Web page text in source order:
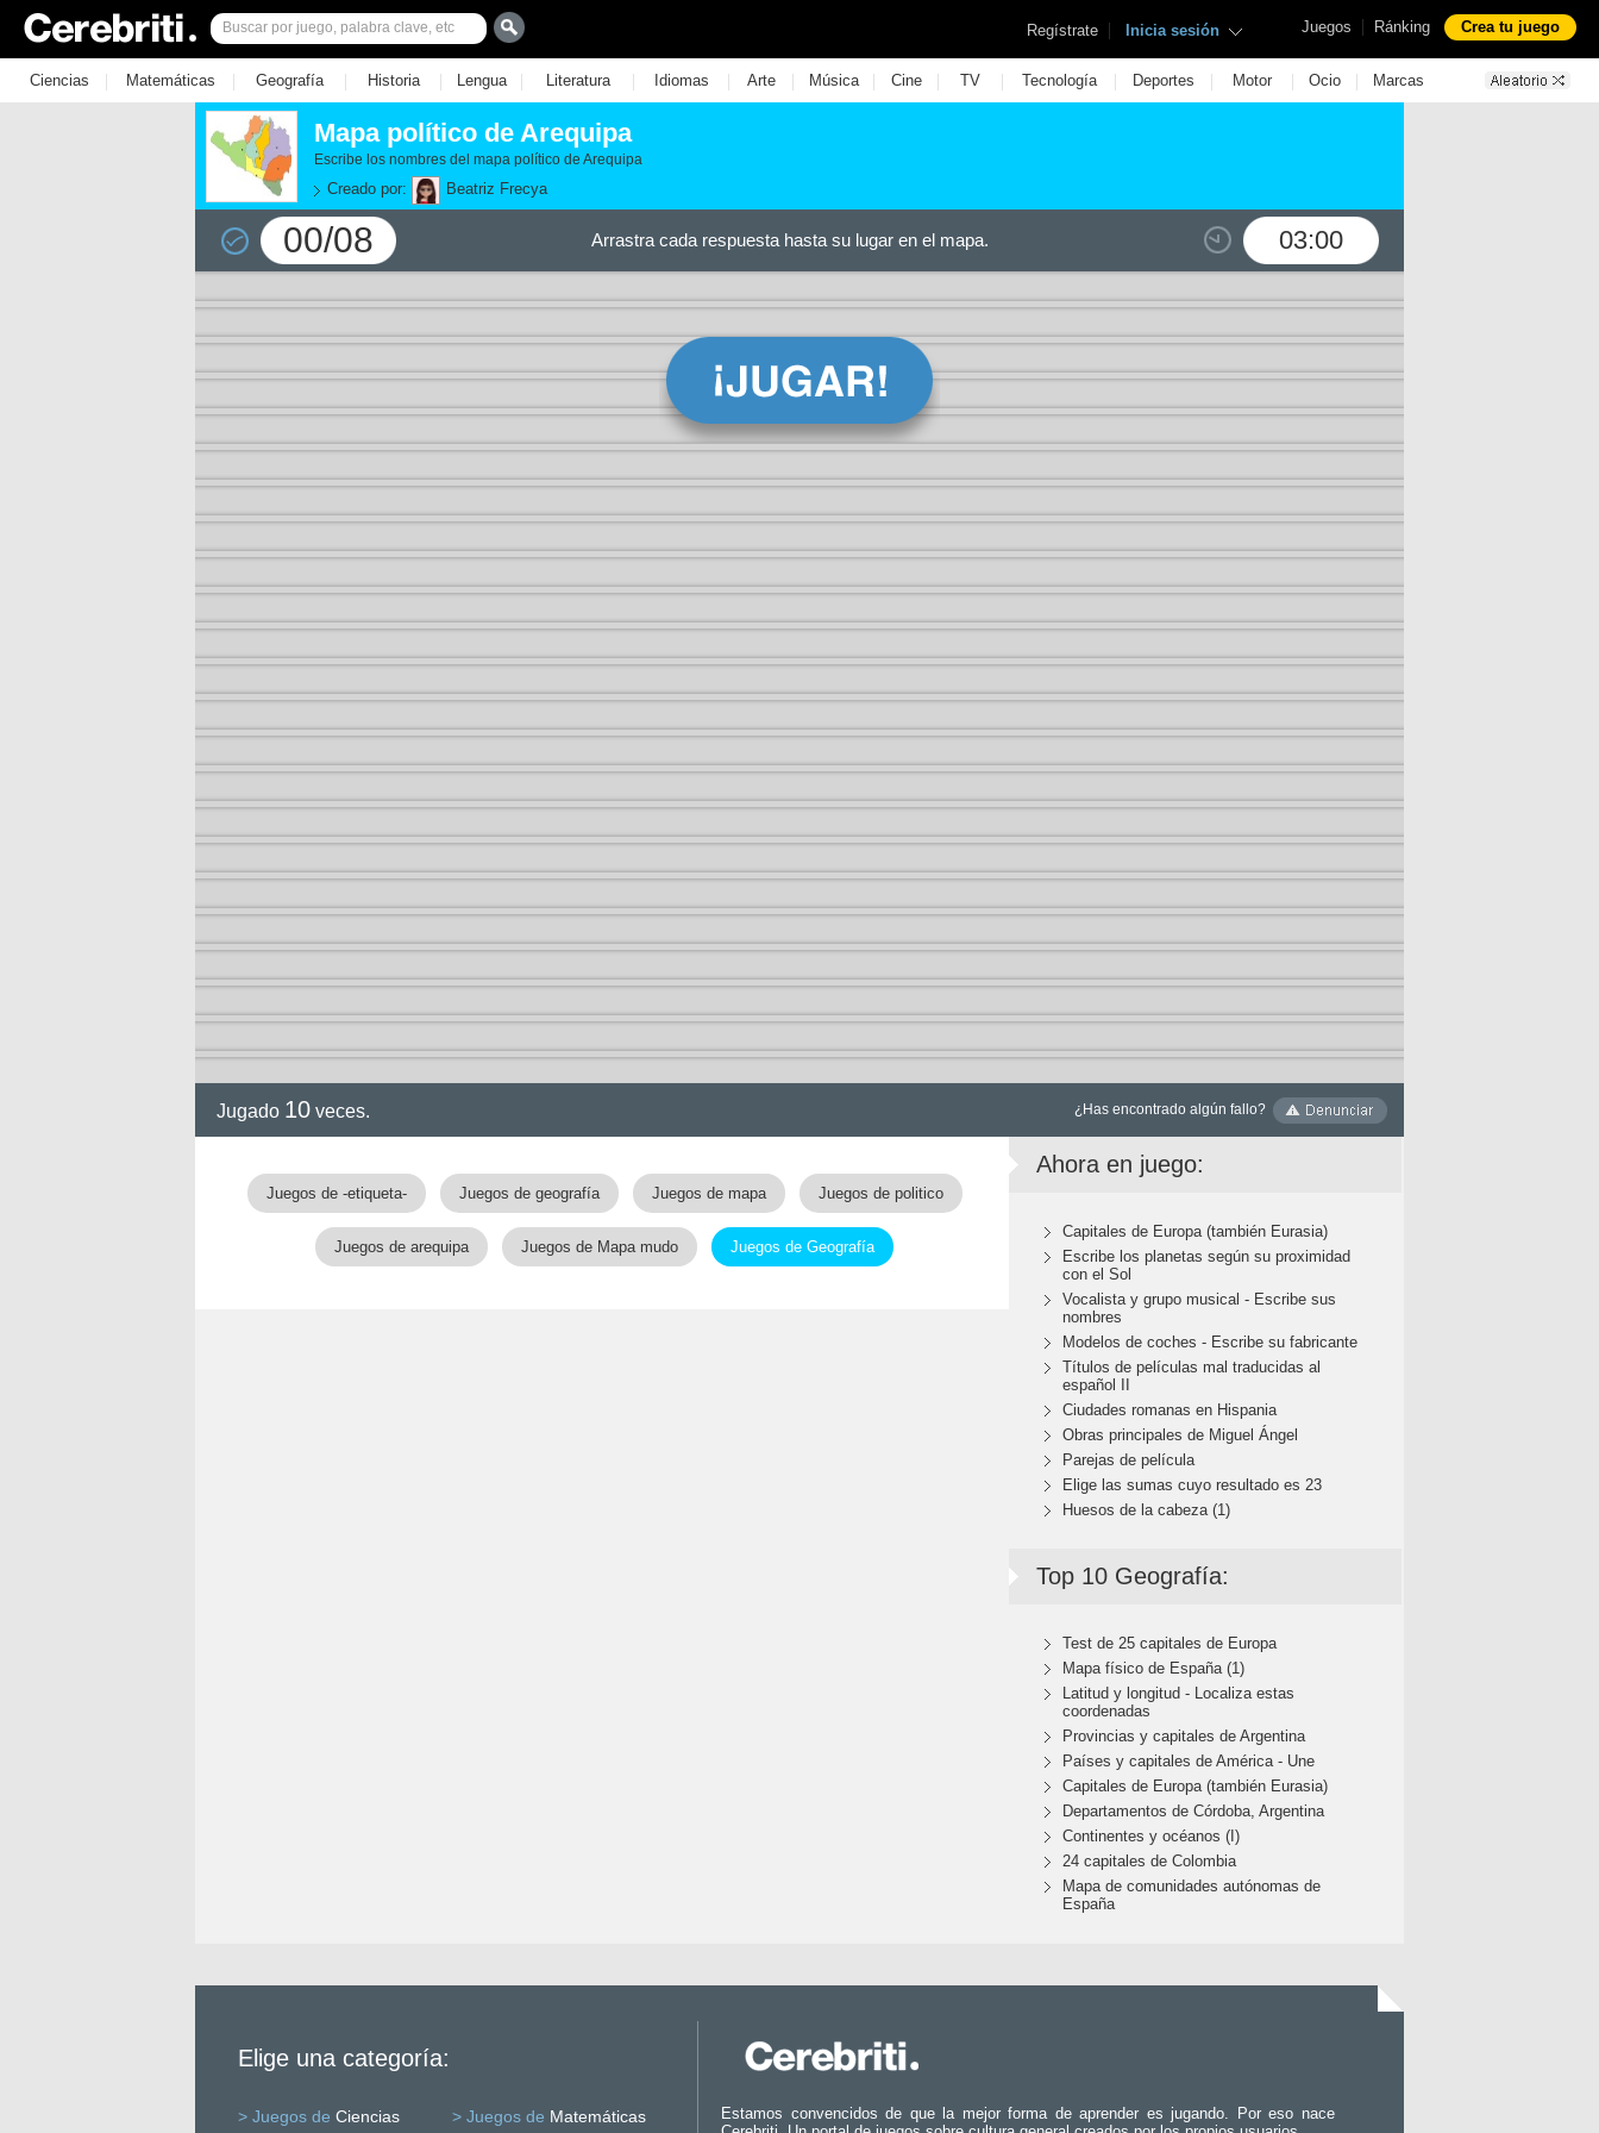
Juegos | Ránking Crea tu juego
Regístrate | Inicia sesión
Ciencias | Matemáticas | Geografía | Historia | Lengua | Literatura | Idiomas | Arte | Música | Cine | TV | Tecnología | Deportes | Motor | Ocio | Marcas
Mapa político de Arequipa
Escribe los nombres del mapa político de Arequipa
Creado por: Beatriz Frecya
00/08 03:00
Arrastra cada respuesta hasta su lugar en el mapa.
Jugado 10 veces. ¿Has encontrado algún fallo?
Juegos de -etiqueta- Juegos de geografía Juegos de mapa Juegos de politico
Juegos de arequipa Juegos de Mapa mudo Juegos de Geografía
Ahora en juego:
Capitales de Europa (también Eurasia)
Escribe los planetas según su proximidad
con el Sol
Vocalista y grupo musical - Escribe sus
nombres
Modelos de coches - Escribe su fabricante
Títulos de películas mal traducidas al
español II
Ciudades romanas en Hispania
Obras principales de Miguel Ángel
Parejas de película
Elige las sumas cuyo resultado es 23
Huesos de la cabeza (1)
Top 10 Geografía:
Test de 25 capitales de Europa
Mapa físico de España (1)
Latitud y longitud - Localiza estas
coordenadas
Provincias y capitales de Argentina
Países y capitales de América - Une
Capitales de Europa (también Eurasia)
Departamentos de Córdoba, Argentina
Continentes y océanos (I)
24 capitales de Colombia
Mapa de comunidades autónomas de
España
Elige una categoría:
> Juegos de Ciencias > Juegos de Matemáticas
Estamos convencidos de que la mejor forma de aprender es jugando. Por eso nace